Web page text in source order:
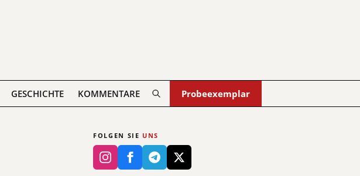
GESCHICHTE KOMMENTARE Probeexemplar
FOLGEN SIE UNS